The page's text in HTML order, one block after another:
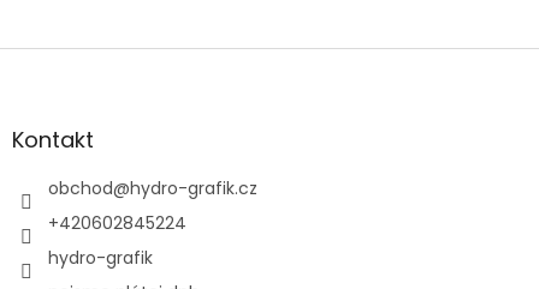
Z
aKontakt
obchod@hydro-grafik.cz
+420602845224
hydro-grafik